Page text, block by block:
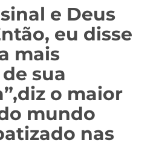
e Deus
eu disse
mais
sua
o maior
mundo
nas